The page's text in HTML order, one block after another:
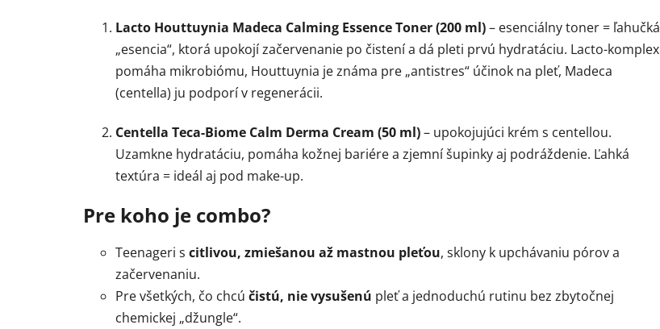
Lacto Houttuynia Madeca Calming Essence Toner (200 ml)– esenciálny toner = ľahučká
„esencia“, ktorá upokojí začervenanie po čistení a dá pleti prvú hydratáciu. Lacto-komplex
pomáha mikrobiómu, Houttuynia je známa pre „antistres“ účinok na pleť, Madeca
(centella) ju podporí v regenerácii.
Centella Teca-Biome Calm Derma Cream (50 ml)– upokojujúci krém s centellou.
Uzamkne hydratáciu, pomáha kožnej bariére a zjemní šupinky aj podráždenie. Ľahká
textúra = ideál aj pod make-up.
Pre koho je combo?
Teenageri s citlivou, zmiešanou až mastnou pleťou, sklony k upchávaniu pórov a
začervenaniu.
Pre všetkých, čo chcú čistú, nie vysušenú pleť a jednoduchú rutinu bez zbytočnej
chemickej „džungle“.